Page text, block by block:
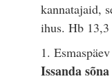
kannatajaid,
ihus.Hb 13,3
1.
Issanda